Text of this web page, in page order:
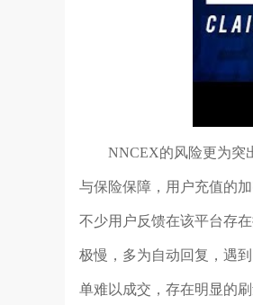
NNCEX的风险更为突
与保险保障，用户充值的
不少用户反馈在该平台存
极慢，多为自动回复，遇
单难以成交，存在明显的